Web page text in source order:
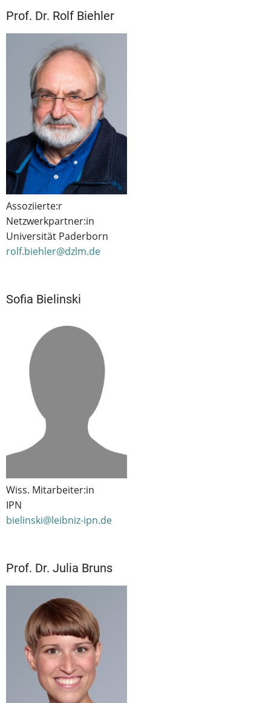
Prof. Dr. Rolf Biehler
Assoziierte:r
Netzwerkpartner:in
Universität Paderborn
rolf.biehler@dzlm.de
Sofia Bielinski
Wiss. Mitarbeiter:in
IPN
bielinski@leibniz-ipn.de
Prof. Dr. Julia Bruns